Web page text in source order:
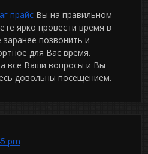
прайс Вы на правильном
ярко провести время в
заранее позвонить и
для Вас время.
все Ваши вопросы и Вы
довольны посещением.
pm